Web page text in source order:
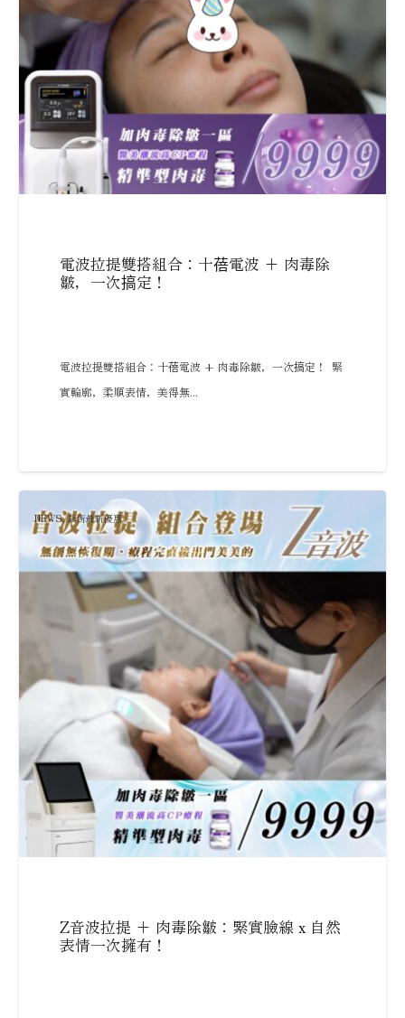
電波拉提雙搭組合：十蓓電波 + 肉毒除
皺，一次搞定！
電波拉提雙搭組合：十蓓電波 + 肉毒除皺，一次搞定！ 緊
實輪廓，柔順表情，美得無...
NEWS,診所最新優惠
Z音波拉提 + 肉毒除皺：緊實臉線 x 自然
表情一次擁有！